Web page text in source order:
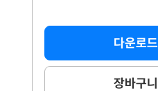
다운로드
장바구니